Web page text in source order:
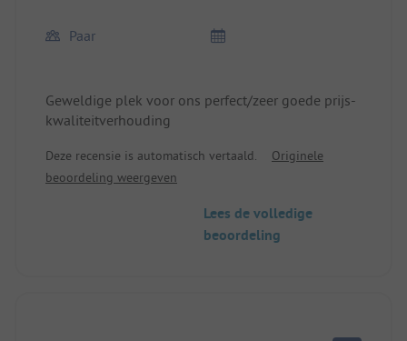
Paar
Geweldige plek voor ons perfect/zeer goede prijs-
kwaliteitverhouding
Deze recensie is automatisch vertaald.
Originele
beoordeling weergeven
Lees de volledige
beoordeling